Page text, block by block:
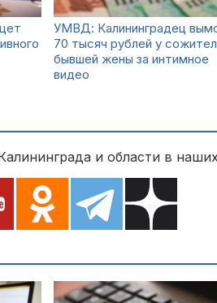
УМВД: Калининградец
70 тысяч рублей у
бывшей жены за интимное
видео
и области в